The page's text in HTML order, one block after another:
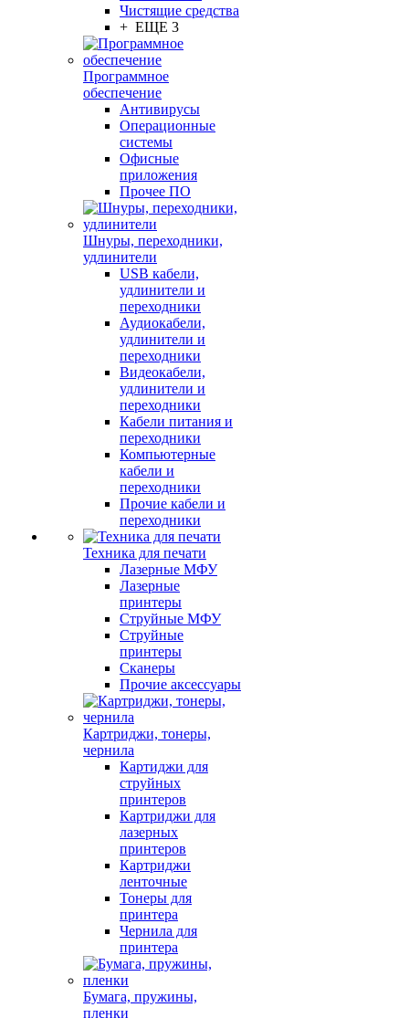
Чистящие средства
+ ЕЩЕ 3
Программное
обеспечение
Антивирусы
Операционные
системы
Офисные
приложения
Прочее ПО
Шнуры, переходники,
удлинители
USB кабели,
удлинители и
переходники
Аудиокабели,
удлинители и
переходники
Видеокабели,
удлинители и
переходники
Кабели питания и
переходники
Компьютерные
кабели и
переходники
Прочие кабели и
переходники
Техника для печати
Лазерные МФУ
Лазерные
принтеры
Струйные МФУ
Струйные
принтеры
Сканеры
Прочие аксессуары
Картриджи, тонеры,
чернила
Картиджи для
струйных
принтеров
Картриджи для
лазерных
принтеров
Картриджи
ленточные
Тонеры для
принтера
Чернила для
принтера
Бумага, пружины,
пленки